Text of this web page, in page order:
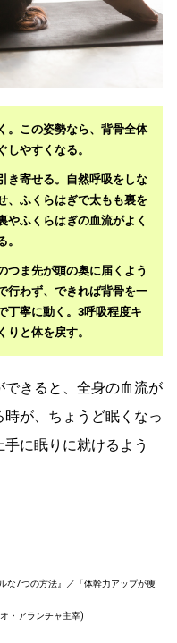
。この姿勢なら、背骨全体
やすくなる。
き寄せる。自然呼吸をしな
、ふくらはぎで太もも裏を
やふくらはぎの血流がよく
つま先が頭の奥に届くよう
行わず、できれば背骨を一
丁寧に動く。3呼吸程度キ
と体を戻す。
きると、全身の血流が
が、ちょうど眠くなっ
に眠りに就けるよう
な7つの方法』／「体幹力アップが痩
・アランチャ主宰)